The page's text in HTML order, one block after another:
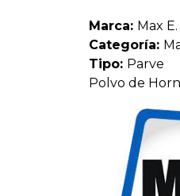
Marca: Max
Categoría:
Tipo: Parve
Polvo de